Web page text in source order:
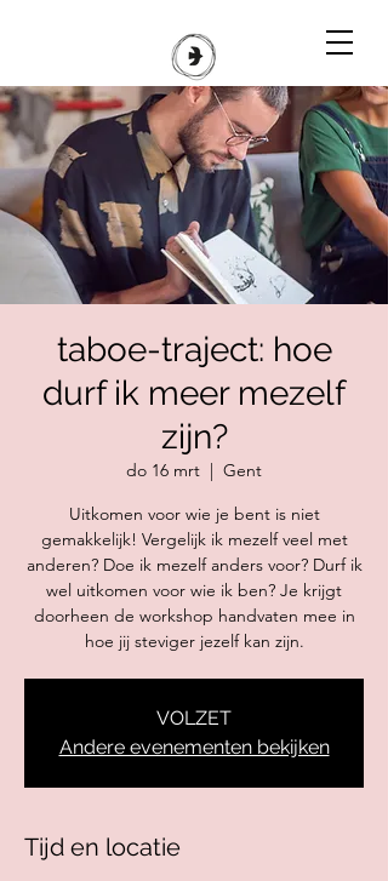
taboe-traject: hoe
durf ik meer mezelf
zijn?
do 16 mrt
  |
Gent
Uitkomen voor wie je bent is niet
gemakkelijk! Vergelijk ik mezelf veel met
anderen? Doe ik mezelf anders voor? Durf ik
wel uitkomen voor wie ik ben? Je krijgt
doorheen de workshop handvaten mee in
hoe jij steviger jezelf kan zijn.
VOLZET
Andere evenementen bekijken
Tijd en locatie